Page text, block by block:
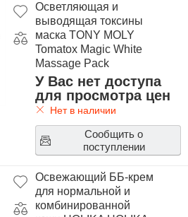
Осветляющая и
выводящая токсины
маска TONY MOLY
Tomatox Magic White
Massage Pack
У Вас нет доступа
для просмотра цен
Нет в наличии
Сообщить о
поступлении
Освежающий ББ-крем
для нормальной и
комбинированной